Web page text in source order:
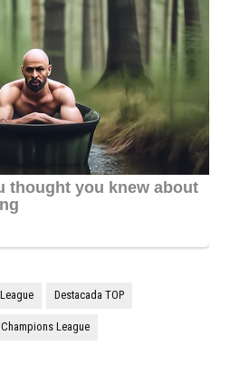
Destacada TOP
Champions League